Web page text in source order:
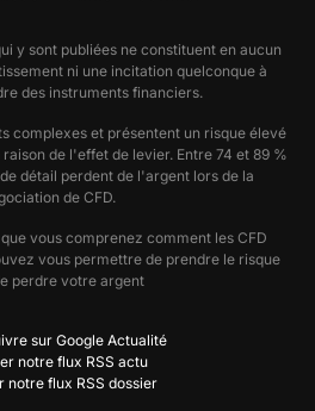
y sont publiées ne constituent en aucun
ni une incitation quelconque à
des instruments financiers.
complexes et présentent un risque élevé
de l'effet de levier. Entre 74 et 89 %
détail perdent de l'argent lors de la
de CFD.
vous comprenez comment les CFD
vous permettre de prendre le risque
perdre votre argent
sur Google Actualité
notre flux RSS actu
notre flux RSS dossier